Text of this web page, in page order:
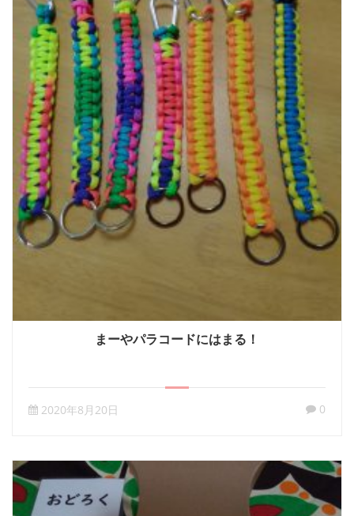
まーやパラコードにはまる！
2020年8月20日 0